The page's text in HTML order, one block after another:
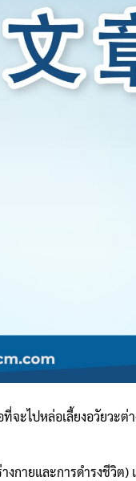
ไปหล่อเลี้ยงอวัยวะต่
งกายและการดำรงชีวิ